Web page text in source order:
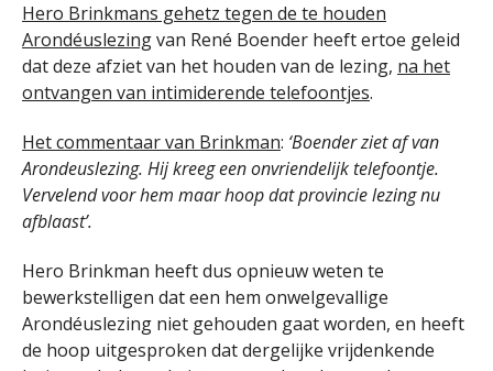
Hero Brinkmans gehetz tegen de te houden
Arondéuslezingvan René Boender heeft ertoe geleid
dat deze afziet van het houden van de lezing, na het
ontvangen van intimiderende telefoontjes.
Het commentaar van Brinkman: ‘Boender ziet af van
Arondeuslezing. Hij kreeg een onvriendelijk telefoontje.
Vervelend voor hem maar hoop dat provincie lezing nu
afblaast’.
Hero Brinkman heeft dus opnieuw weten te
bewerkstelligen dat een hem onwelgevallige
Arondéuslezing niet gehouden gaat worden, en heeft
de hoop uitgesproken dat dergelijke vrijdenkende